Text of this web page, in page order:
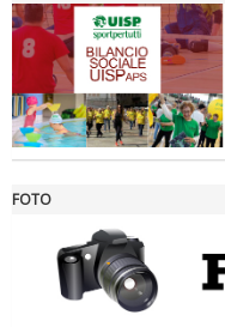
Ddl Lobby, Uisp: “Il
FOTO